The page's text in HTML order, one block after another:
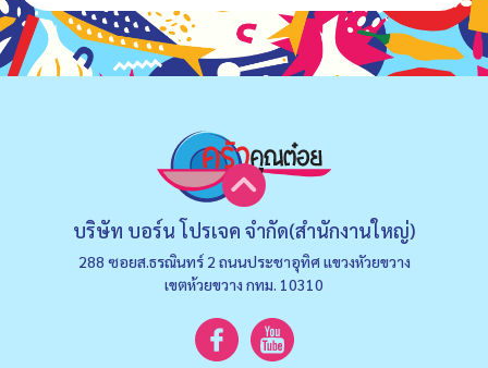
บริษัท บอร์น โปรเจค จำกัด(สำนักงานใหญ่)
288 ซอยส.ธรณินทร์ 2 ถนนประชาอุทิศ แขวงหัวยขวาง
เขตห้วยขวาง กทม. 10310